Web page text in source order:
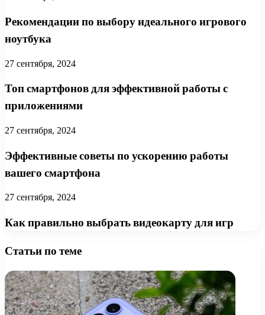
Рекомендации по выбору идеального игрового
ноутбука
27 сентября, 2024
Топ смартфонов для эффективной работы с
приложениями
27 сентября, 2024
Эффективные советы по ускорению работы
вашего смартфона
27 сентября, 2024
Как правильно выбрать видеокарту для игр
Статьи по теме